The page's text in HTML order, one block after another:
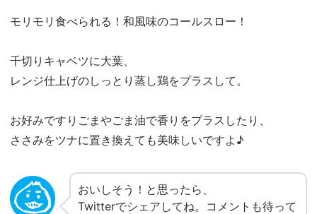
モリモリ食べられる！和風味のコールスロー！
千切りキャベツに大葉、
レンジ仕上げのしっとり蒸し鶏をプラスして。
お好みですりごまやごま油で香りをプラスしたり、
ささみをツナに置き換えても美味しいですよ♪
おいしそう！と思ったら、
Twitterでシェアしてね。コメントも待って